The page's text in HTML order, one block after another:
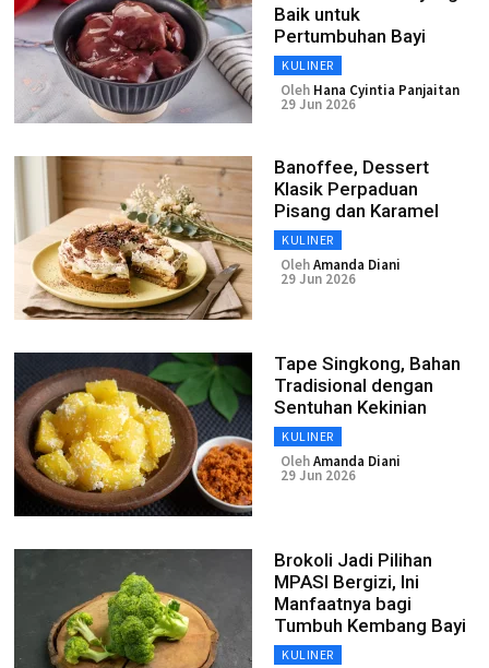
Baik untuk
Pertumbuhan Bayi
KULINER
Oleh Hana Cyintia Panjaitan
29 Jun 2026
Banoffee, Dessert
Klasik Perpaduan
Pisang dan Karamel
KULINER
OlehAmanda Diani
29 Jun 2026
Tape Singkong, Bahan
Tradisional dengan
Sentuhan Kekinian
KULINER
OlehAmanda Diani
29 Jun 2026
Brokoli Jadi Pilihan
MPASI Bergizi, Ini
Manfaatnya bagi
Tumbuh Kembang Bayi
KULINER